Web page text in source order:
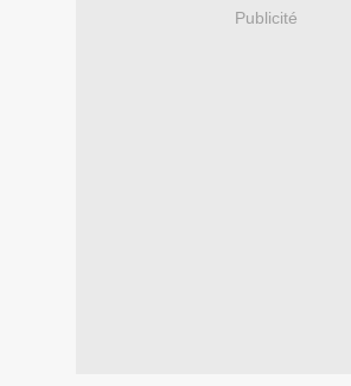
Publicité